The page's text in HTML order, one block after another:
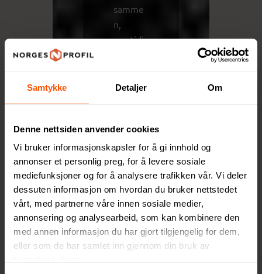
Samtykke Detaljer Om
Denne nettsiden anvender cookies
Vi bruker informasjonskapsler for å gi innhold og
annonser et personlig preg, for å levere sosiale
mediefunksjoner og for å analysere trafikken vår. Vi deler
dessuten informasjon om hvordan du bruker nettstedet
vårt, med partnerne våre innen sosiale medier,
annonsering og analysearbeid, som kan kombinere den
med annen informasjon du har gjort tilgjengelig for dem,
eller som de har samlet inn gjennom din bruk av
samme
n,
samtidi
irkninge
es.
Gjenno
m høy
kvalitet,
funksjo
nalitet
og
ansvarli
ge valg